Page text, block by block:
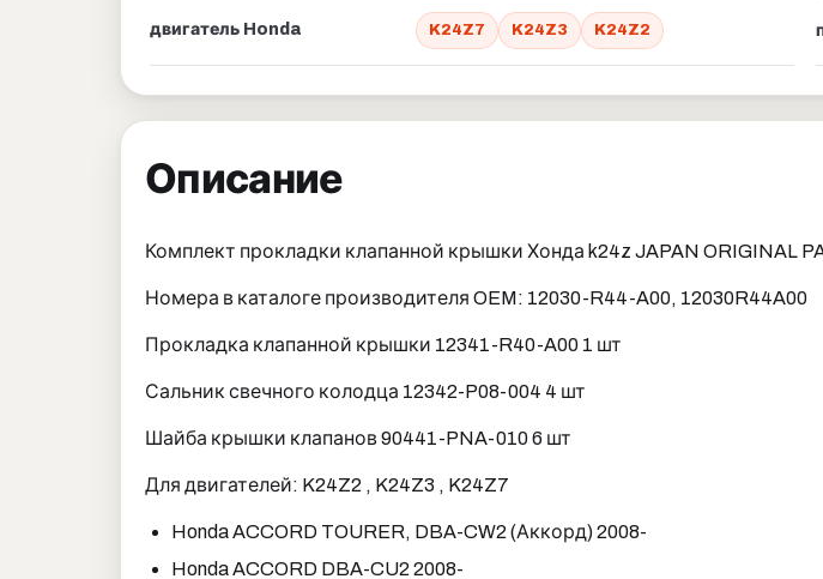
двигатель Honda K24Z7 K24Z3 K24Z2
Описание
Комплект прокладки клапанной крышки Хонда k24z JAPAN ORIGINAL
Номера в каталоге производителя OEM: 12030-R44-A00, 12030R44A00
Прокладка клапанной крышки 12341-R40-A00 1 шт
Сальник свечного колодца 12342-P08-004 4 шт
Шайба крышки клапанов 90441-PNA-010 6 шт
Для двигателей: K24Z2 , K24Z3 , K24Z7
Honda ACCORD TOURER, DBA-CW2 (Аккорд) 2008-
Honda ACCORD DBA-CU2 2008-